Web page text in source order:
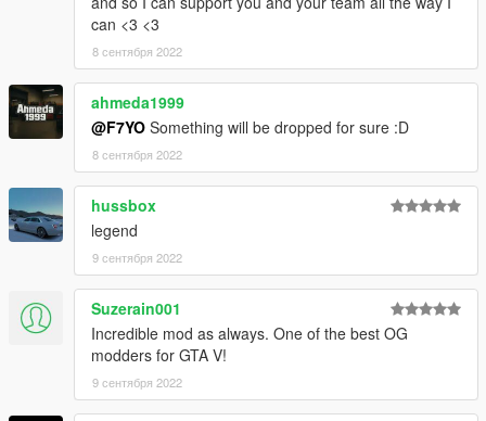
can <3 <3
8 сентября 2022
ahmeda1999
@F7YO Something will be dropped for sure :D
8 сентября 2022
hussbox
legend
9 сентября 2022
Suzerain001
Incredible mod as always. One of the best OG
modders for GTA V!
9 сентября 2022